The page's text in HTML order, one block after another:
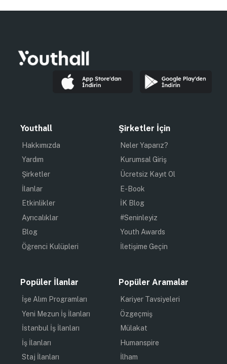
Youthall
Hakkımızda
Yardım
Şirketler
İlanlar
Etkinlikler
Ayrıcalıklar
Blog
Öğrenci Kulüpleri
Şirketler İçin
Neler Yaparız?
Kurumsal Giriş
Ücretsiz Kayıt Ol
E-Book
İK Blog
#Seninleyiz
Youth Awards
İletişime Geçin
Popüler İlanlar
İşe Alım Programları
Yeni Mezun İş İlanları
İstanbul İş İlanları
İş İlanları
Staj İlanları
Popüler Aramalar
Kariyer Tavsiyeleri
Özgeçmiş
Mülakat
Humanspire
İlham